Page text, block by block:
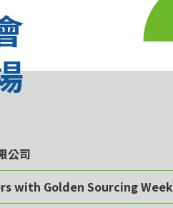
公司
with Golden Sourcing Week